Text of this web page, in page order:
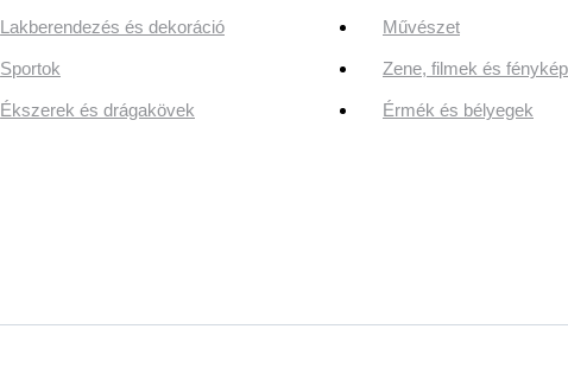
Lakberendezés és dekoráció Művészet
Sportok Zene, filmek és
Ékszerek és drágakövek Érmék és bélyegek